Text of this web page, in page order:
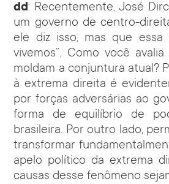
dd: Recentemente, José
um governo de centro-
ele diz isso, mas que
vivemos”. Como você
moldam a conjuntura atual?
à extrema direita é
por forças adversárias ao
forma de equilíbrio de
brasileira. Por outro lado,
transformar
apelo político da extrema
causas desse fenômeno